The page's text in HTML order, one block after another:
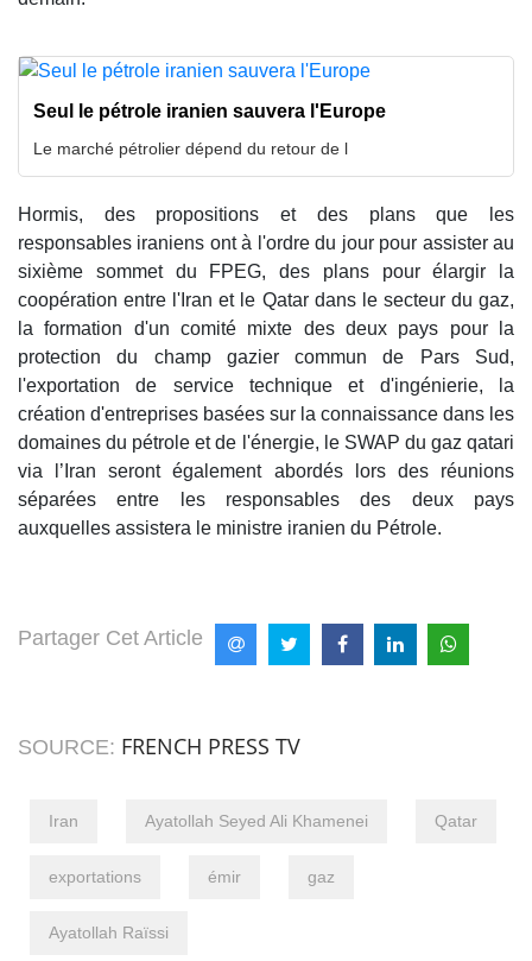
Seul le pétrole iranien sauvera l'Europe
Le marché pétrolier dépend du retour de l
Hormis, des propositions et des plans que les
responsables iraniens ont à l'ordre du jour pour assister au
sixième sommet du FPEG, des plans pour élargir la
coopération entre l'Iran et le Qatar dans le secteur du gaz,
la formation d'un comité mixte des deux pays pour la
protection du champ gazier commun de Pars Sud,
l'exportation de service technique et d'ingénierie, la
création d'entreprises basées sur la connaissance dans les
domaines du pétrole et de l'énergie, le SWAP du gaz qatari
via l’Iran seront également abordés lors des réunions
séparées entre les responsables des deux pays
auxquelles assistera le ministre iranien du Pétrole.
Partager Cet Article
SOURCE: FRENCH PRESS TV
Iran Ayatollah Seyed Ali Khamenei Qatar
exportations émir gaz
Ayatollah Raïssi